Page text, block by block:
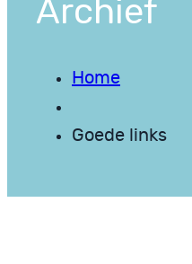
Archief
Home
Goede links